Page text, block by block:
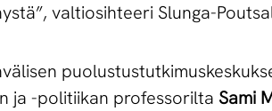
valtiosihteeri Slunga-
ja -politiikan professorilta Sami